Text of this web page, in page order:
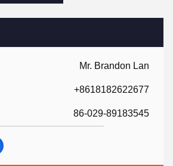
Mr. Brandon Lan
+8618182622677
86-029-89183545